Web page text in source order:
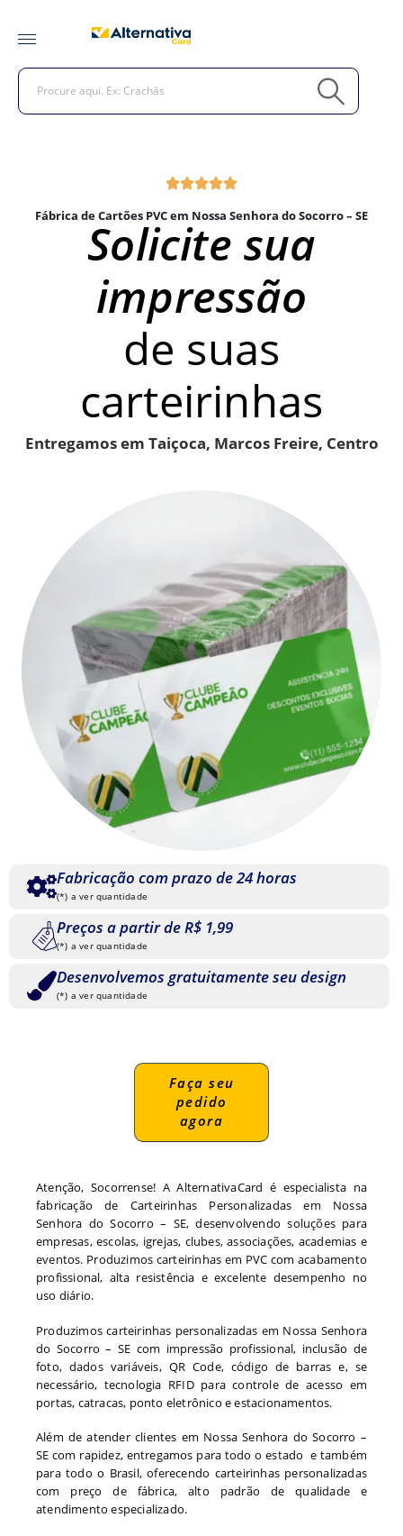
Fábrica de Cartões PVC em Nossa Senhora do Socorro – SE
Solicite sua
impressão
de suas
carteirinhas
Entregamos em Taiçoca, Marcos Freire, Centro
Fabricação com prazo de 24 horas
(*) a ver quantidade
Preços a partir de R$ 1,99
(*) a ver quantidade
Desenvolvemos gratuitamente seu design
(*) a ver quantidade
Faça seu
pedido
agora
Atenção, Socorrense! A AlternativaCard é especialista na
fabricação de Carteirinhas Personalizadas em Nossa
Senhora do Socorro – SE, desenvolvendo soluções para
empresas, escolas, igrejas, clubes, associações, academias e
eventos. Produzimos carteirinhas em PVC com acabamento
profissional, alta resistência e excelente desempenho no
uso diário.
Produzimos carteirinhas personalizadas em Nossa Senhora
do Socorro – SE com impressão profissional, inclusão de
foto, dados variáveis, QR Code, código de barras e, se
necessário, tecnologia RFID para controle de acesso em
portas, catracas, ponto eletrônico e estacionamentos.
Além de atender clientes em Nossa Senhora do Socorro –
SE com rapidez, entregamos para todo o estado e também
para todo o Brasil, oferecendo carteirinhas personalizadas
com preço de fábrica, alto padrão de qualidade e
atendimento especializado.